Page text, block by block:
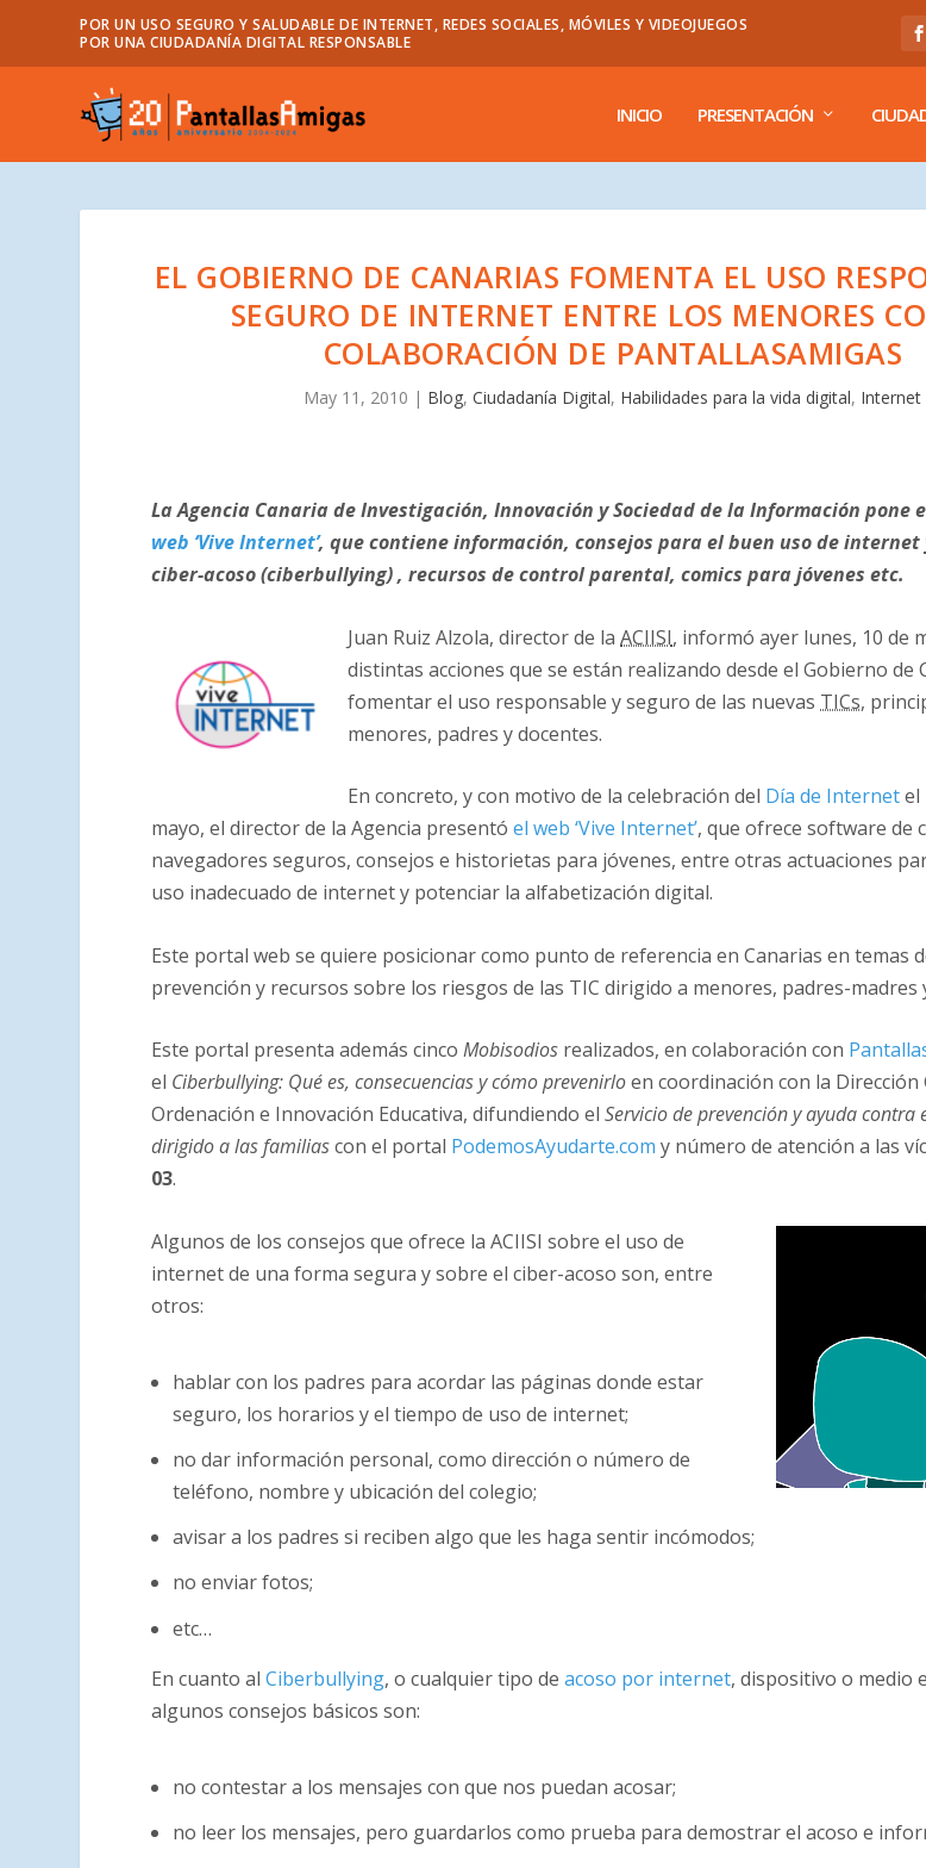
POR UN USO SEGURO Y SALUDABLE DE INTERNET, REDES SOCIALES, MÓVILES Y VIDEOJUEGOS
POR UNA CIUDADANÍA DIGITAL RESPONSABLE
INICIO PRESENTACIÓN
EL GOBIERNO DE CANARIAS FOMENTA EL USO
SEGURO DE INTERNET ENTRE LOS MENORES
COLABORACIÓN DE PANTALLASAMIGAS
May 11, 2010 | Blog,Ciudadanía Digital, Habilidades para la vida digital, Internet
La Agencia Canaria de Investigación, Innovación y Sociedad de la Información pone
web ‘Vive Internet’, que contiene información, consejos para el buen uso de
ciber-acoso (ciberbullying) , recursos de control parental, comics para jóvenes etc.
Juan Ruiz Alzola, director de laACIISI, informó ayer lunes, 10 de
distintas acciones que se están realizando desde el Gobierno de
fomentar el uso responsable y seguro de las nuevas TICs,
menores, padres y docentes.
En concreto, y con motivo de la celebración del Día de Internetel
mayo, el director de la Agencia presentóel web ‘Vive Internet’, que ofrece software de
navegadores seguros, consejos e historietas para jóvenes, entre otras actuaciones
uso inadecuado de internet y potenciar la alfabetización digital.
Este portal web se quiere posicionar como punto de referencia en Canarias en temas
prevención y recursos sobre los riesgos de las TIC dirigido a menores, padres-madres
Este portal presenta además cincoMobisodios realizados, en colaboración con
el Ciberbullying: Qué es, consecuencias y cómo prevenirloen coordinación con la Dirección
Ordenación e Innovación Educativa, difundiendo elServicio de prevención y ayuda contra
dirigido a las familiascon el portal PodemosAyudarte.com y número de atención a las
03.
Algunos de los consejos que ofrece la ACIISI sobre el uso de
internet de una forma segura y sobre el ciber-acoso son, entre
otros:
hablar con los padres para acordar las páginas donde estar
seguro, los horarios y el tiempo de uso de internet;
no dar información personal, como dirección o número de
teléfono, nombre y ubicación del colegio;
avisar a los padres si reciben algo que les haga sentir incómodos;
no enviar fotos;
etc…
En cuanto alCiberbullying, o cualquier tipo deacoso por internet, dispositivo o medio
algunos consejos básicos son:
no contestar a los mensajes con que nos puedan acosar;
no leer los mensajes, pero guardarlos como prueba para demostrar el acoso e